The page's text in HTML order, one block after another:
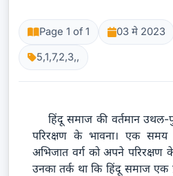
Page 1 of 1 03 मे 2023
5,1,7,2,3,,
हिंदू समाज की वर्तमान
परिरक्षण के भावना। एक
अभिजात वर्ग को अपने परिरक्षण
उनका तर्क था कि हिंदू समाज एक